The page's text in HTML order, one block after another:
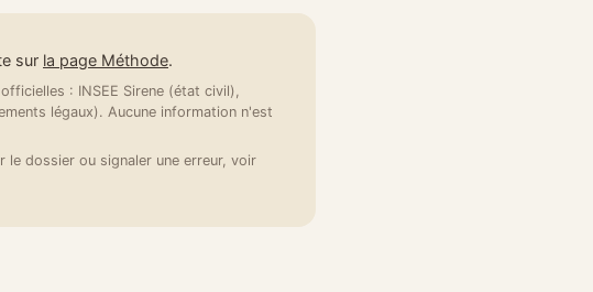
sur la page Méthode.
: INSEE Sirene (état civil),
légaux). Aucune information n'est
le dossier ou signaler une erreur, voir